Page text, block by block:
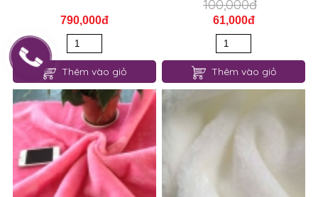
790,000đ
Thêm vào giỏ
100,000đ
61,000đ
Thêm vào giỏ